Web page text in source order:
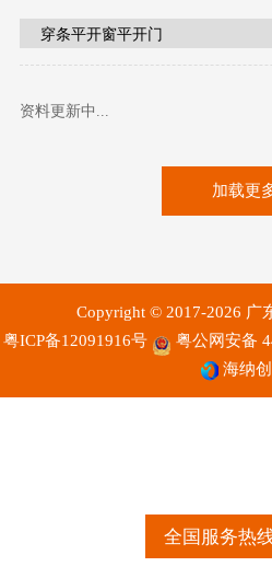
全国服务热
资料更新中...
加载更
Copyright © 2017-2026 广
粤ICP备12091916号
粤公网安备
海纳